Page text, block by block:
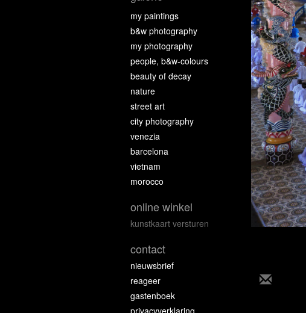
my paintings
b&w photography
my photography
people, b&w-colours
beauty of decay
nature
street art
city photography
venezia
barcelona
vietnam
morocco
online winkel
kunstkaart versturen
contact
nieuwsbrief
reageer
gastenboek
privacyverklaring